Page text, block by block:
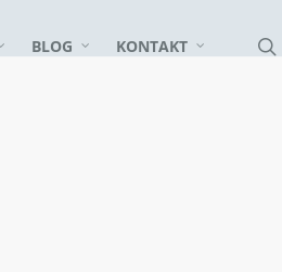
BLOG KONTAKT